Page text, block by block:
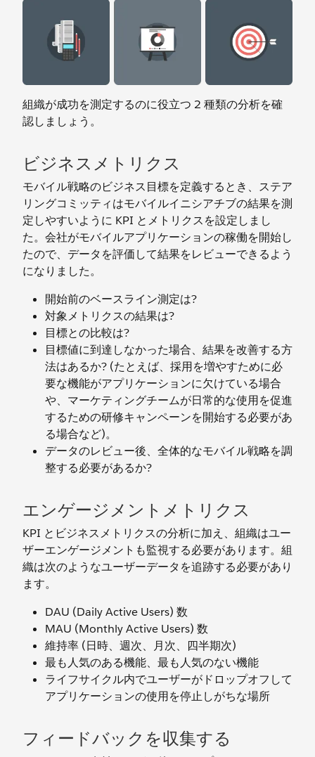
組織が成功を測定するのに役立つ 2 種類の分析を確
認しましょう。
ビジネスメトリクス
モバイル戦略のビジネス目標を定義するとき、ステア
リングコミッティはモバイルイニシアチブの結果を測
定しやすいように KPI とメトリクスを設定しまし
た。会社がモバイルアプリケーションの稼働を開始し
たので、データを評価して結果をレビューできるよう
になりました。
開始前のベースライン測定は?
対象メトリクスの結果は?
目標との比較は?
目標値に到達しなかった場合、結果を改善する方
法はあるか? (たとえば、採用を増やすために必
要な機能がアプリケーションに欠けている場合
や、マーケティングチームが日常的な使用を促進
するための研修キャンペーンを開始する必要があ
る場合など)。
データのレビュー後、全体的なモバイル戦略を調
整する必要があるか?
エンゲージメントメトリクス
KPI とビジネスメトリクスの分析に加え、組織はユー
ザーエンゲージメントも監視する必要があります。組
織は次のようなユーザーデータを追跡する必要があり
ます。
DAU (Daily Active Users) 数
MAU (Monthly Active Users) 数
維持率 (日時、週次、月次、四半期次)
最も人気のある機能、最も人気のない機能
ライフサイクル内でユーザーがドロップオフして
アプリケーションの使用を停止しがちな場所
フィードバックを収集する